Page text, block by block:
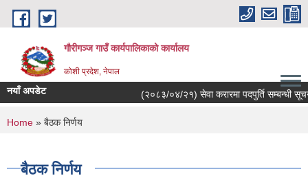
Skip to main content
गौरीगञ्‍ज गाउँ कार्यपालिकाको कार्यालय
कोशी प्रदेश, नेपाल
नयाँ अपडेट (२०८३/०४/२१) सेवा करारमा पदपुर्ति सम्बन्धी
You are here
Home » बैठक निर्णय
बैठक निर्णय